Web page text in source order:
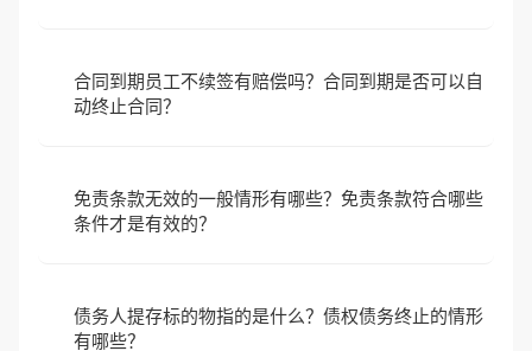
合同到期员工不续签有赔偿吗？合同到期是否可以自
动终止合同？
免责条款无效的一般情形有哪些？免责条款符合哪些
条件才是有效的？
债务人提存标的物指的是什么？债权债务终止的情形
有哪些？